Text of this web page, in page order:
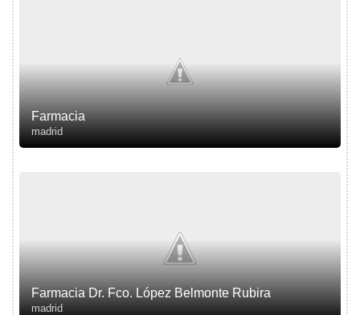
Farmacia
madrid
Farmacia Dr. Fco. López Belmonte Rubira
madrid